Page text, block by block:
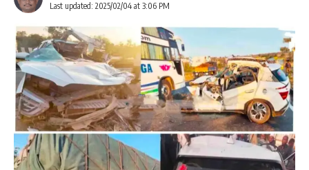
Last updated: 2025/02/04 at 3:06 PM